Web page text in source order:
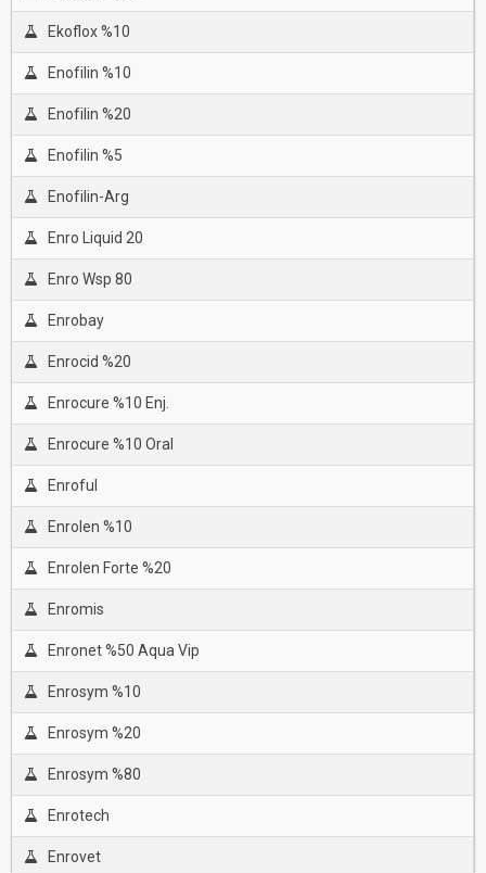
Ekoflox %10
Enofilin %10
Enofilin %20
Enofilin %5
Enofilin-Arg
Enro Liquid 20
Enro Wsp 80
Enrobay
Enrocid %20
Enrocure %10 Enj.
Enrocure %10 Oral
Enroful
Enrolen %10
Enrolen Forte %20
Enromis
Enronet %50 Aqua Vip
Enrosym %10
Enrosym %20
Enrosym %80
Enrotech
Enrovet